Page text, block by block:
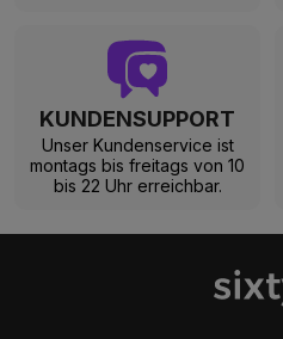
KUNDENSUPPORT
Unser Kundenservice ist
montags bis freitags von 10
bis 22 Uhr erreichbar.